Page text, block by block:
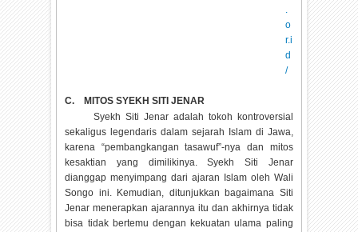
.
o
r.i
d
/
C.
MITOS SYEKH SITI JENAR
Syekh Siti Jenar adalah tokoh kontroversial
sekaligus legendaris dalam sejarah Islam di Jawa,
karena “pembangkangan tasawuf”-nya dan mitos
kesaktian yang dimilikinya. Syekh Siti Jenar
dianggap menyimpang dari ajaran Islam oleh Wali
Songo ini. Kemudian, ditunjukkan bagaimana Siti
Jenar menerapkan ajarannya itu dan akhirnya tidak
bisa tidak bertemu dengan kekuatan ulama paling